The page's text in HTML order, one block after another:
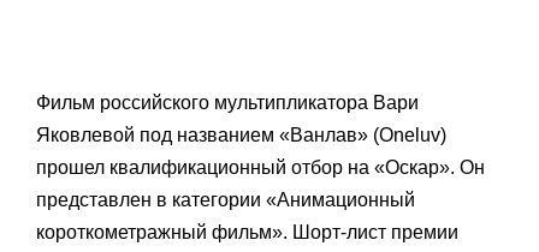
Фильм российского мультипликатора Вари
Яковлевой под названием «Ванлав» (Oneluv)
прошел квалификационный отбор на «Оскар». Он
представлен в категории «Анимационный
короткометражный фильм». Шорт-лист премии